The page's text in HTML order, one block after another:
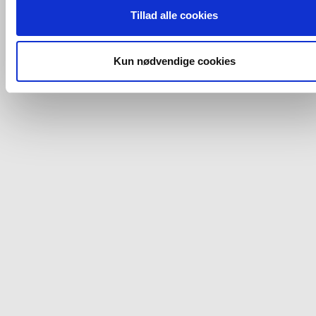
ovenfor nævnte formål med de pågældende cookies. Du har
og fra nedenfor. Til enhver tid er det ligeledes muligt, at
dit samtykke, hvis du måtte ønske det.
Du kan se mere om, hvordan vi behandler dine
Tillad alle cookies
Kun nødvendige cookies